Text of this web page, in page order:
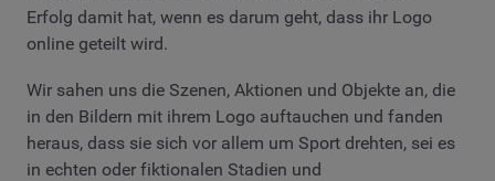
Erfolg damit hat, wenn es darum geht, dass ihr Logo
online geteilt wird.
Wir sahen uns die Szenen, Aktionen und Objekte an, die
in den Bildern mit ihrem Logo auftauchen und fanden
heraus, dass sie sich vor allem um Sport drehten, sei es
in echten oder fiktionalen Stadien und